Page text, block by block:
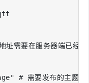
在服务器端已经部署
# 需要发布的主题